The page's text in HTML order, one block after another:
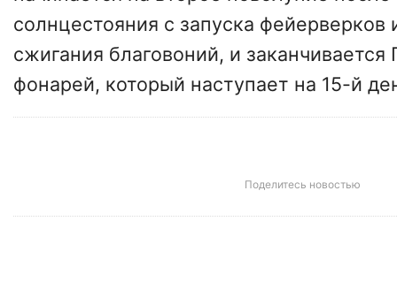
солнцестояния с запуска
сжигания благовоний, и
фонарей, который наступает на 15-й
Поделитесь новостью